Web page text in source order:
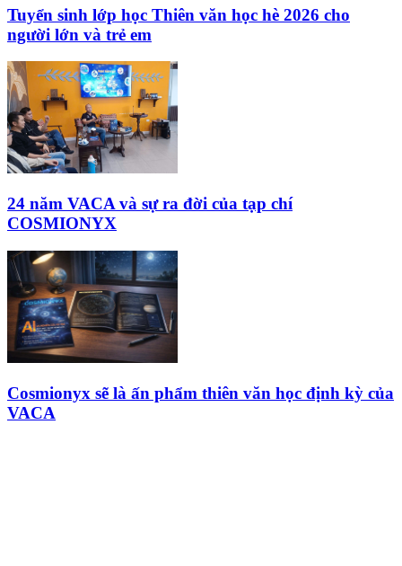
Tuyển sinh lớp học Thiên văn học hè 2026 cho
người lớn và trẻ em
24 năm VACA và sự ra đời của tạp chí
COSMIONYX
Cosmionyx sẽ là ấn phẩm thiên văn học định kỳ của
VACA